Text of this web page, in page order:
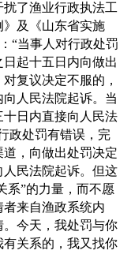
了渔业行政执法工
及《山东省实施
“当事人对行政处罚
起十五日内向做出
复议决定不服的，
人民法院起诉。当
日内直接向人民法
政处罚有错误，完
，向做出处罚决定
民法院起诉。但这
系”的力量，而不愿
来自渔政系统内
今天，我处罚与你
关系的，我又找你